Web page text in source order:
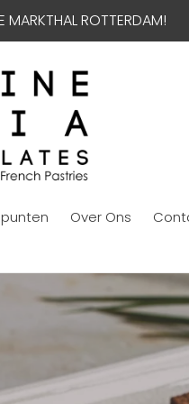
MARKTHAL ROTTERDAM!
Over Ons